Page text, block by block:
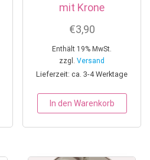
mit Krone
€3,90
Enthält 19% MwSt.
zzgl.Versand
Lieferzeit: ca. 3-4 Werktage
In den Warenkorb